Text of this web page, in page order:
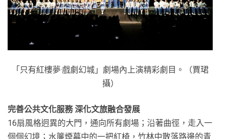
「只有紅樓夢·戲劇幻城」劇場內上演精彩劇目。（賈珺
攝）
完善公共文化服務 深化文旅融合發展
16扇風格迥異的大門，通向所有劇場；沿著曲徑，走入一
個個幻境；水簾煙幕中的一把紅椅，竹林中散落路邊的青